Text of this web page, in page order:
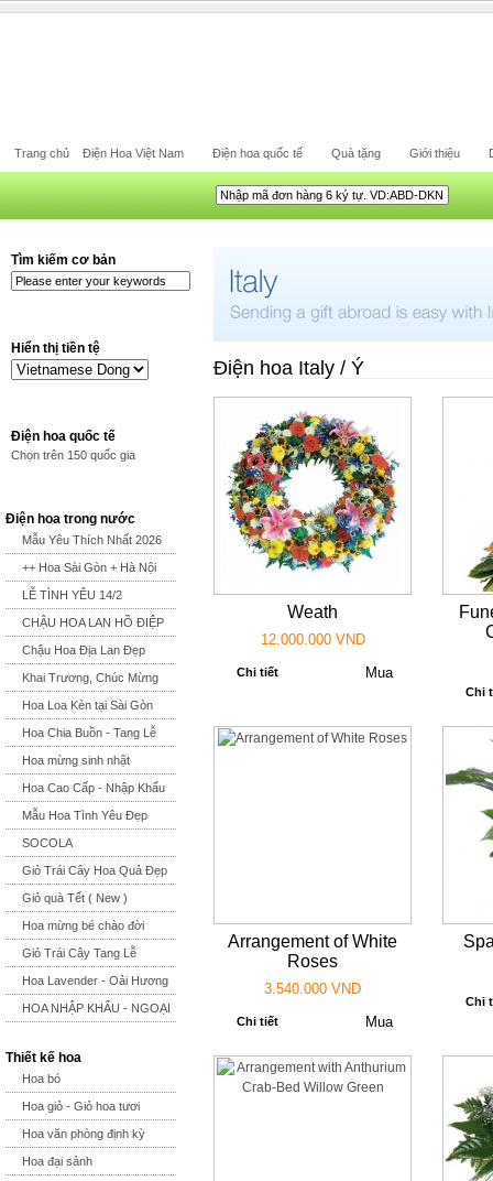
Trang chủ Điện Hoa Việt Nam Điện hoa quốc tế Quà tặng Giới thiệu
Tìm kiếm cơ bản
Hiển thị tiền tệ
Điện hoa quốc tế
Chọn trên 150 quốc gia
Điện hoa trong nước
Mẫu Yêu Thích Nhất 2026
++ Hoa Sài Gòn + Hà Nội
LỄ TÌNH YÊU 14/2
CHẬU HOA LAN HỒ ĐIỆP
Chậu Hoa Địa Lan Đẹp
Khai Trương, Chúc Mừng
Hoa Loa Kèn tại Sài Gòn
Hoa Chia Buồn - Tang Lễ
Hoa mừng sinh nhật
Hoa Cao Cấp - Nhập Khẩu
Mẫu Hoa Tình Yêu Đẹp
SOCOLA
Giỏ Trái Cây Hoa Quả Đẹp
Giỏ quà Tết ( New )
Hoa mừng bé chào đời
Giỏ Trái Cây Tang Lễ
Hoa Lavender - Oải Hương
HOA NHẬP KHẨU - NGOẠI
Thiết kế hoa
Hoa bó
Hoa giỏ - Giỏ hoa tươi
Hoa văn phòng định kỳ
Hoa đại sảnh
Điện hoa Italy / Ý
Weath
12.000.000 VND
Chi tiết
Chi
Arrangement of White
Roses
3.540.000 VND
Chi tiết
Chi